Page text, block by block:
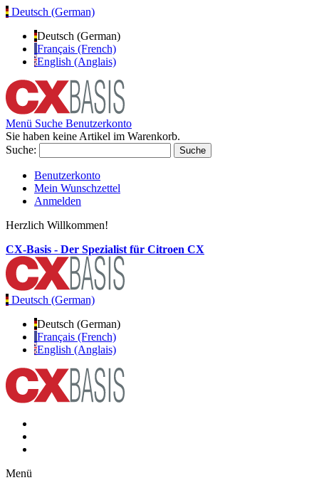
Deutsch (German)
Deutsch (German)
Français (French)
English (Anglais)
Menü Suche Benutzerkonto
Sie haben keine Artikel im Warenkorb.
Suche:
Suche
Benutzerkonto
Mein Wunschzettel
Anmelden
Herzlich Willkommen!
CX-Basis - Der Spezialist für Citroen CX
Deutsch (German)
Deutsch (German)
Français (French)
English (Anglais)
Menü